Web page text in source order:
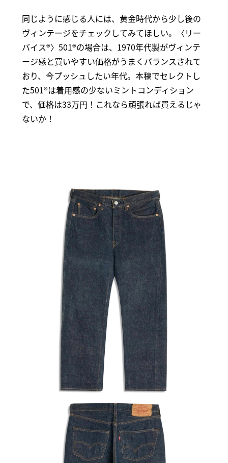
同じように感じる人には、黄金時代から少し後の
ヴィンテージをチェックしてみてほしい。〈リー
バイス®〉501®の場合は、1970年代製がヴィンテ
ージ感と買いやすい価格がうまくバランスされて
おり、今プッシュしたい年代。本稿でセレクトし
た501®は着用感の少ないミントコンディション
で、価格は33万円！これなら頑張れば買えるじゃ
ないか！